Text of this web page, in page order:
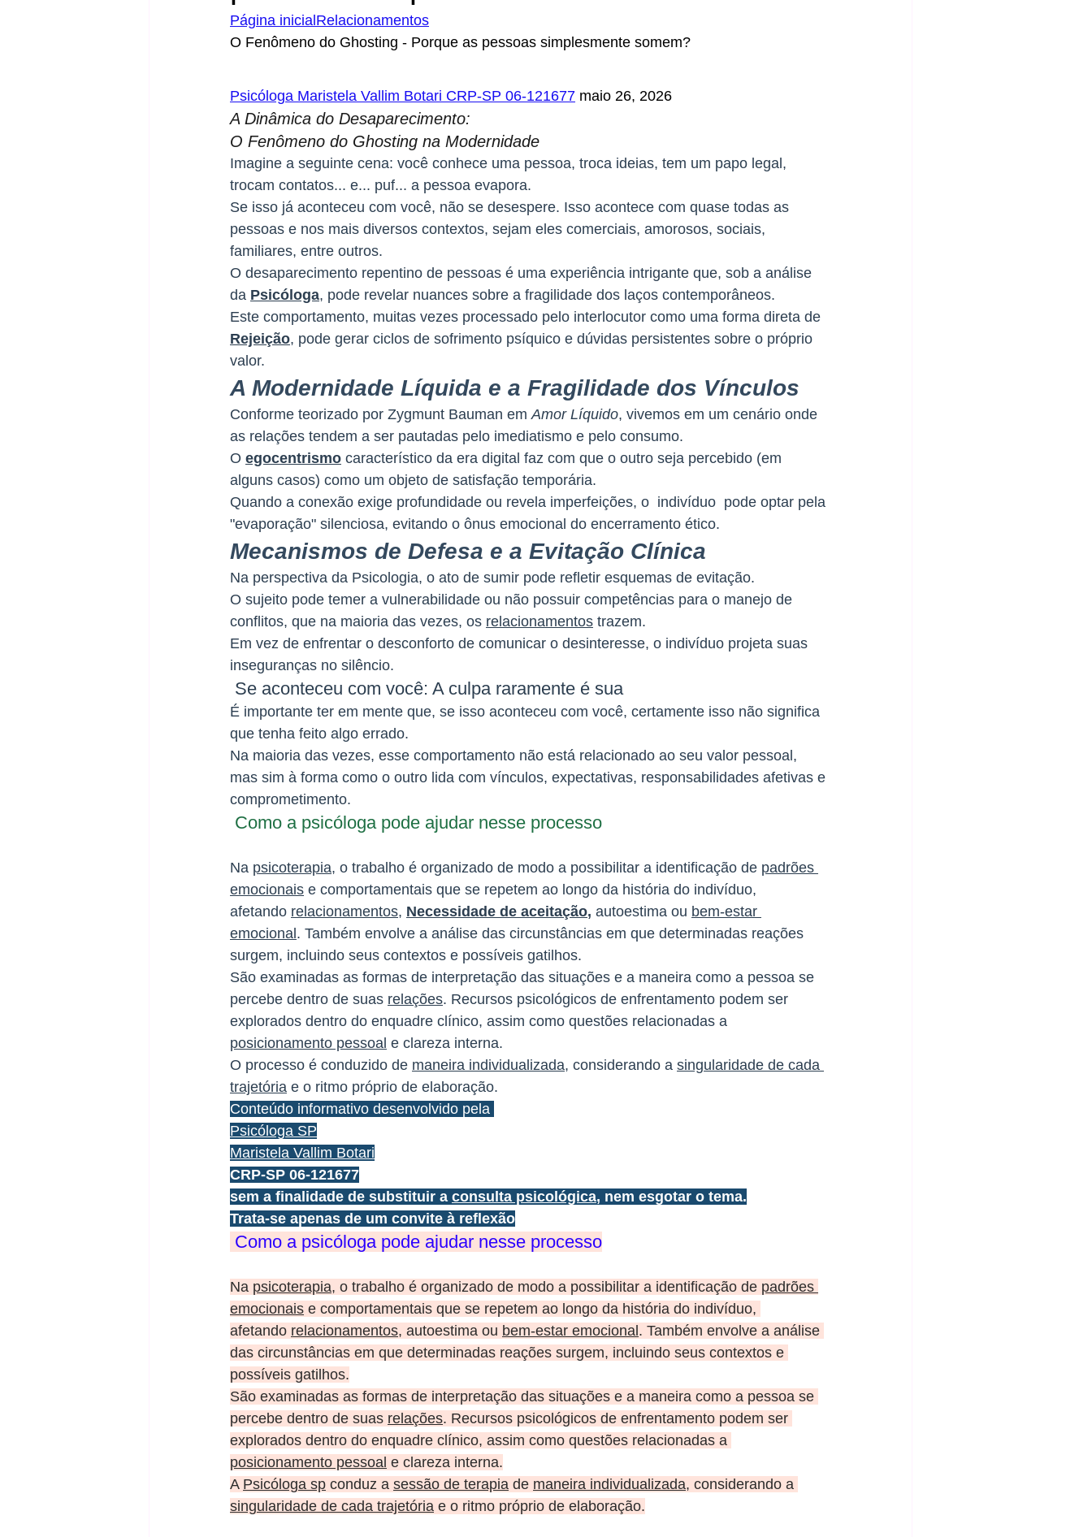
Página inicial Relacionamentos
O Fenômeno do Ghosting - Porque as pessoas simplesmente somem?
Psicóloga Maristela Vallim Botari CRP-SP 06-121677 maio 26, 2026
A Dinâmica do Desaparecimento:
O Fenômeno do Ghosting na Modernidade
Imagine a seguinte cena: você conhece uma pessoa, troca ideias, tem um papo legal,
trocam contatos... e... puf... a pessoa evapora.
Se isso já aconteceu com você, não se desespere. Isso acontece com quase todas as
pessoas e nos mais diversos contextos, sejam eles comerciais, amorosos, sociais,
familiares, entre outros.
O desaparecimento repentino de pessoas é uma experiência intrigante que, sob a análise
da Psicóloga, pode revelar nuances sobre a fragilidade dos laços contemporâneos.
Este comportamento, muitas vezes processado pelo interlocutor como uma forma direta de
Rejeição, pode gerar ciclos de sofrimento psíquico e dúvidas persistentes sobre o próprio
valor.
A Modernidade Líquida e a Fragilidade dos Vínculos
Conforme teorizado por Zygmunt Bauman em Amor Líquido, vivemos em um cenário onde
as relações tendem a ser pautadas pelo imediatismo e pelo consumo.
O egocentrismo característico da era digital faz com que o outro seja percebido (em
alguns casos) como um objeto de satisfação temporária.
Quando a conexão exige profundidade ou revela imperfeições, o  indivíduo  pode optar pela
"evaporação" silenciosa, evitando o ônus emocional do encerramento ético.
Mecanismos de Defesa e a Evitação Clínica
Na perspectiva da Psicologia, o ato de sumir pode refletir esquemas de evitação.
O sujeito pode temer a vulnerabilidade ou não possuir competências para o manejo de
conflitos, que na maioria das vezes, os relacionamentos trazem.
Em vez de enfrentar o desconforto de comunicar o desinteresse, o indivíduo projeta suas
inseguranças no silêncio.
Se aconteceu com você: A culpa raramente é sua
É importante ter em mente que, se isso aconteceu com você, certamente isso não significa
que tenha feito algo errado.
Na maioria das vezes, esse comportamento não está relacionado ao seu valor pessoal,
mas sim à forma como o outro lida com vínculos, expectativas, responsabilidades afetivas e
comprometimento.
Como a psicóloga pode ajudar nesse processo
Na psicoterapia, o trabalho é organizado de modo a possibilitar a identificação de padrões
emocionais e comportamentais que se repetem ao longo da história do indivíduo,
afetando relacionamentos, Necessidade de aceitação, autoestima ou bem-estar
emocional . Também envolve a análise das circunstâncias em que determinadas reações
surgem, incluindo seus contextos e possíveis gatilhos.
São examinadas as formas de interpretação das situações e a maneira como a pessoa se
percebe dentro de suas relações. Recursos psicológicos de enfrentamento podem ser
explorados dentro do enquadre clínico, assim como questões relacionadas a
posicionamento pessoal e clareza interna.
O processo é conduzido de maneira individualizada, considerando a singularidade de cada
trajetória e o ritmo próprio de elaboração.
Conteúdo informativo desenvolvido pela
Psicóloga SP
Maristela Vallim Botari
CRP-SP 06-121677
sem a finalidade de substituir a consulta psicológica, nem esgotar o tema.
Trata-se apenas de um convite à reflexão
Como a psicóloga pode ajudar nesse processo
Na psicoterapia, o trabalho é organizado de modo a possibilitar a identificação de padrões
emocionais e comportamentais que se repetem ao longo da história do indivíduo,
afetando relacionamentos, autoestima ou bem-estar emocional . Também envolve a análise
das circunstâncias em que determinadas reações surgem, incluindo seus contextos e
possíveis gatilhos.
São examinadas as formas de interpretação das situações e a maneira como a pessoa se
percebe dentro de suas relações. Recursos psicológicos de enfrentamento podem ser
explorados dentro do enquadre clínico, assim como questões relacionadas a
posicionamento pessoal e clareza interna.
A Psicóloga sp conduz a sessão de terapia de maneira individualizada, considerando a
singularidade de cada trajetória e o ritmo próprio de elaboração.